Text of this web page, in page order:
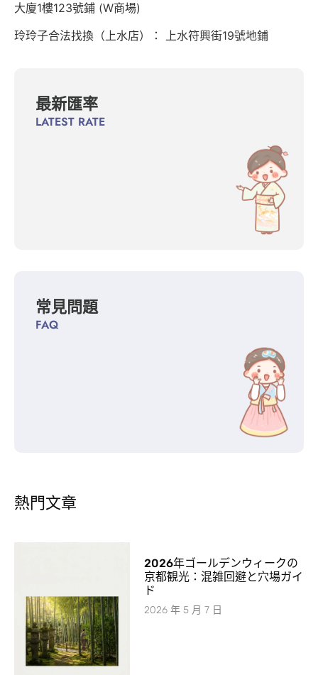
大廈1樓123號鋪 (W商場)
玲玲子合法找換（上水店）： 上水符興街19號地鋪
最新匯率
LATEST RATE
常見問題
FAQ
熱門文章
2026年ゴールデンウィークの
京都観光：混雑回避と穴場ガイ
ド
2026 年 5 月 7 日